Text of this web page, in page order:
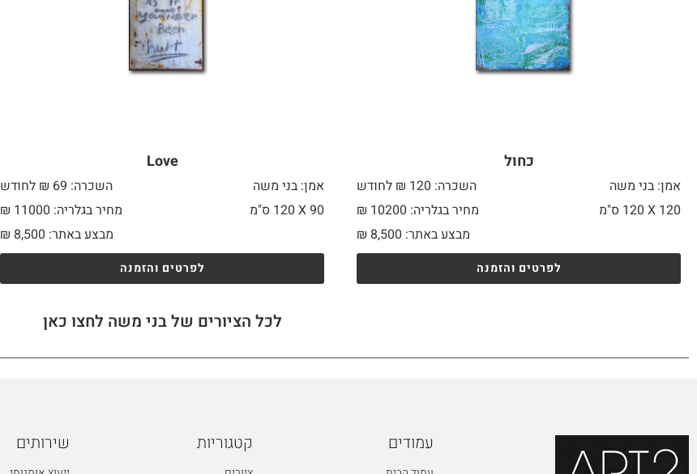
כחול
אמן: בני משה
השכרה: 120 ₪ לחודש
120 X
מחיר בגלריה: 10200 ₪
מבצע באתר:
₪ 8,500
לפרטים והזמנה
Love
אמן: בני משה
השכרה: 69 ₪ לחודש
90 X
מחיר בגלריה: 11000 ₪
מבצע באתר:
₪ 8,500
לפרטים והזמנה
לכל הציורים של בני משה לחצו כאן
עמודים קטגוריות שירותים